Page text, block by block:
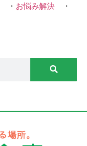
・ お悩み解決 ・